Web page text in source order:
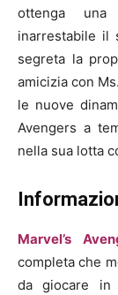
ottenga una
inarrestabile il
segreta la
amicizia con
le nuove
Avengers a
nella sua lotta
Marvel’s
completa che
da giocare in